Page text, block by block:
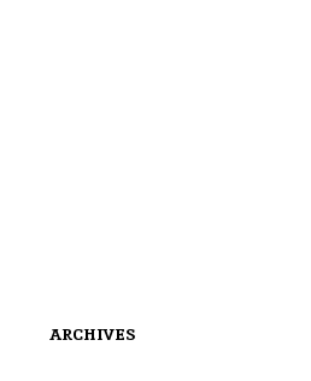
ARCHIVES